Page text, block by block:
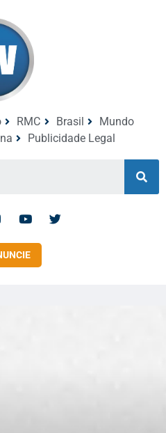
RMC Brasil
Mundo
Publicidade Legal